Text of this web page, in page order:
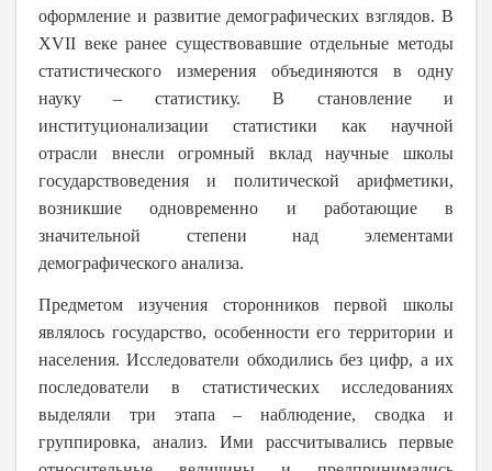
оформление и развитие демографических взглядов. В
XVII веке ранее существовавшие отдельные методы
статистического измерения объединяются в одну
науку – статистику. В становление и
институционализации статистики как научной
отрасли внесли огромный вклад научные школы
государствоведения и политической арифметики,
возникшие одновременно и работающие в
значительной степени над элементами
демографического анализа.
Предметом изучения сторонников первой школы
являлось государство, особенности его территории и
населения. Исследователи обходились без цифр, а их
последователи в статистических исследованиях
выделяли три этапа – наблюдение, сводка и
группировка, анализ. Ими рассчитывались первые